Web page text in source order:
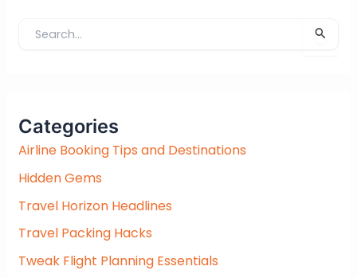
h
f
r
:
Categories
Airline Booking Tips and Destinations
Hidden Gems
Travel Horizon Headlines
Travel Packing Hacks
Tweak Flight Planning Essentials